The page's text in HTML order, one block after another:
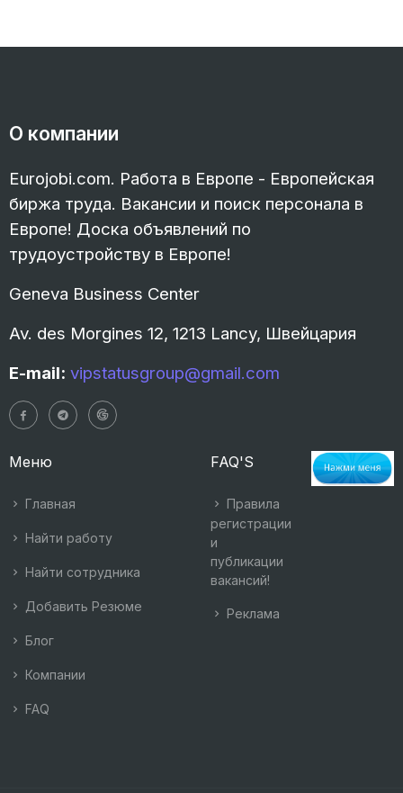
О компании
Eurojobi.com. Работа в Европе - Европейская
биржа труда. Вакансии и поиск персонала в
Европе! Доска объявлений по
трудоустройству в Европе!
Geneva Business Center
Av. des Morgines 12, 1213 Lancy, Швейцария
E-mail: vipstatusgroup@gmail.com
Меню
Главная
Найти работу
Найти сотрудника
Добавить Резюме
Блог
Компании
FAQ
FAQ'S
Правила
регистрации
и
публикации
вакансий!
Реклама